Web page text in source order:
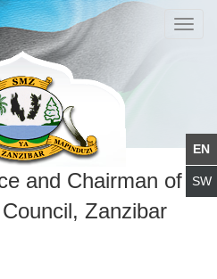
and Chairman of
Zanzibar